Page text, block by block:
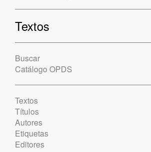
Textos
Buscar
Catálogo OPDS
Textos
Títulos
Autores
Etiquetas
Editores